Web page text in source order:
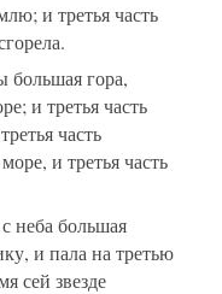
и третья часть
большая гора,
и третья часть
часть
и третья часть
неба большая
и пала на третью
сей звезде